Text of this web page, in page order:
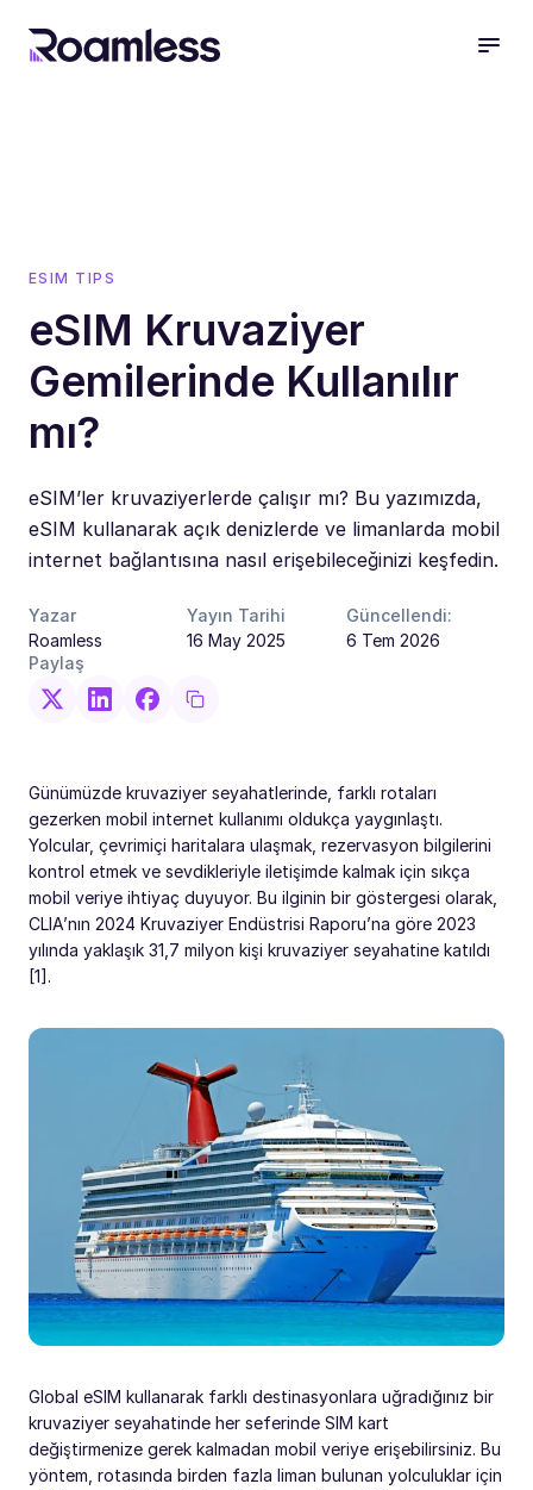
ESIM TIPS
eSIM Kruvaziyer
Gemilerinde Kullanılır
mı?
eSIM’ler kruvaziyerlerde çalışır mı? Bu yazımızda,
eSIM kullanarak açık denizlerde ve limanlarda mobil
internet bağlantısına nasıl erişebileceğinizi keşfedin.
Yazar
Roamless
Yayın Tarihi
16 May 2025
Güncellendi:
6 Tem 2026
Paylaş
Günümüzde kruvaziyer seyahatlerinde, farklı rotaları
gezerken mobil internet kullanımı oldukça yaygınlaştı.
Yolcular, çevrimiçi haritalara ulaşmak, rezervasyon bilgilerini
kontrol etmek ve sevdikleriyle iletişimde kalmak için sıkça
mobil veriye ihtiyaç duyuyor. Bu ilginin bir göstergesi olarak,
CLIA’nın 2024 Kruvaziyer Endüstrisi Raporu’na göre 2023
yılında yaklaşık 31,7 milyon kişi kruvaziyer seyahatine katıldı
[1].
Global eSIM kullanarak farklı destinasyonlara uğradığınız bir
kruvaziyer seyahatinde her seferinde SIM kart
değiştirmenize gerek kalmadan mobil veriye erişebilirsiniz. Bu
yöntem, rotasında birden fazla liman bulunan yolculuklar için